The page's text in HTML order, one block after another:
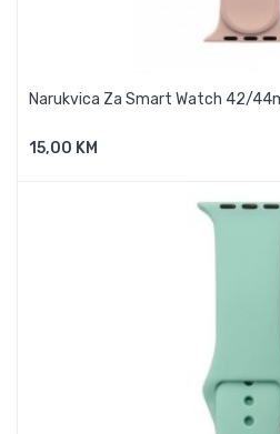
Narukvica Za Smart Watch 42/
15,00 KMDodaj U Košaricu